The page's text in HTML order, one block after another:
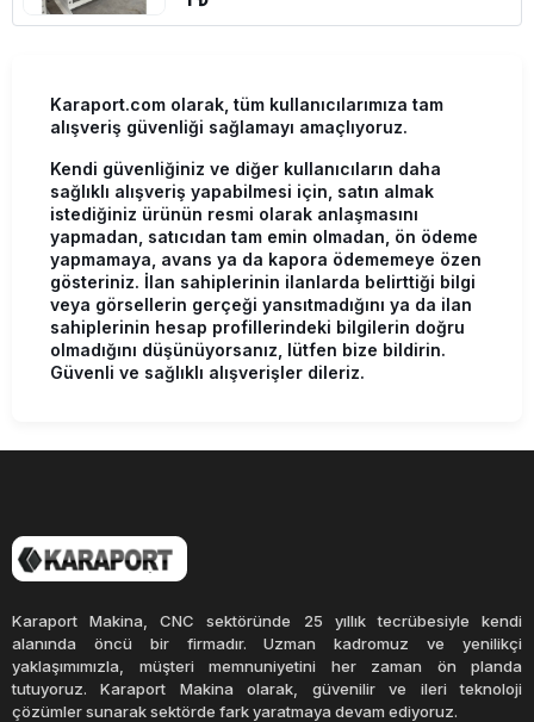
Karaport.com olarak, tüm kullanıcılarımıza tam
alışveriş güvenliği sağlamayı amaçlıyoruz.
Kendi güvenliğiniz ve diğer kullanıcıların daha
sağlıklı alışveriş yapabilmesi için, satın almak
istediğiniz ürünün resmi olarak anlaşmasını
yapmadan, satıcıdan tam emin olmadan, ön ödeme
yapmamaya, avans ya da kapora ödememeye özen
gösteriniz. İlan sahiplerinin ilanlarda belirttiği bilgi
veya görsellerin gerçeği yansıtmadığını ya da ilan
sahiplerinin hesap profillerindeki bilgilerin doğru
olmadığını düşünüyorsanız, lütfen bize bildirin.
Güvenli ve sağlıklı alışverişler dileriz.
Karaport Makina, CNC sektöründe 25 yıllık tecrübesiyle kendi
alanında öncü bir firmadır. Uzman kadromuz ve yenilikçi
yaklaşımımızla, müşteri memnuniyetini her zaman ön planda
tutuyoruz. Karaport Makina olarak, güvenilir ve ileri teknoloji
çözümler sunarak sektörde fark yaratmaya devam ediyoruz.